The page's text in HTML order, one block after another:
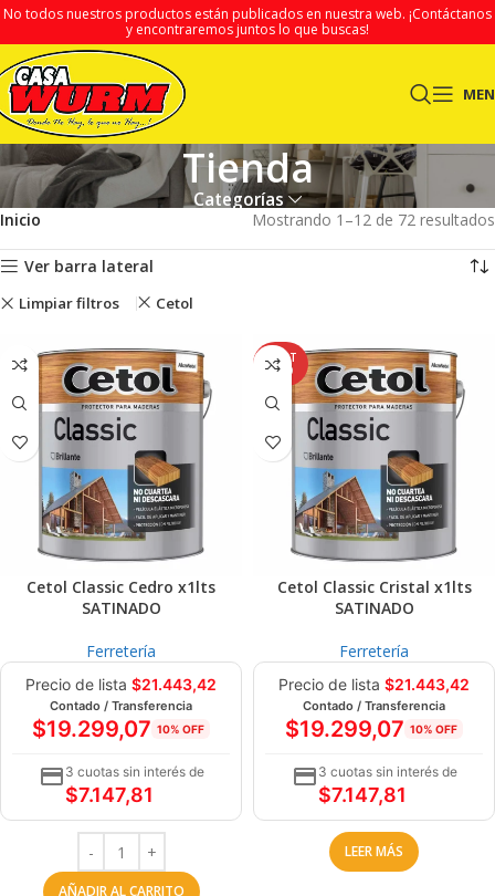
No todos nuestros productos están publicados en nuestra web. ¡Contáctanos
y encontraremos juntos lo que buscas!
Tienda
Categorías
Inicio Mostrando 1–12 de 72 resultados
Ver barra lateral
Limpiar filtros Cetol
Cetol Classic Cedro x1lts
SATINADO
Ferretería
Precio de lista $21.443,42
Contado / Transferencia
$19.299,07 10% OFF
3 cuotas sin interés de
$7.147,81
AÑADIR AL CARRITO
AGOT
ADO
Cetol Classic Cristal x1lts
SATINADO
Ferretería
Precio de lista $21.443,42
Contado / Transferencia
$19.299,07 10% OFF
3 cuotas sin interés de
$7.147,81
LEER MÁS